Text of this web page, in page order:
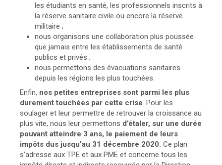
les étudiants en santé, les professionnels inscrits à
la réserve sanitaire civile ou encore la réserve
militaire ;
nous organisons une collaboration plus poussée
que jamais entre les établissements de santé
publics et privés ;
nous permettons des évacuations sanitaires
depuis les régions les plus touchées.
Enfin, nos petites entreprises sont parmi les plus
durement touchées par cette crise. Pour les
soulager et leur permettre de retrouver la croissance au
plus vite, nous leur permettons d’étaler, sur une durée
pouvant atteindre 3 ans, le paiement de leurs
impôts dus jusqu’au 31 décembre 2020. Ce plan
s’adresse aux TPE et aux PME et concerne tous les